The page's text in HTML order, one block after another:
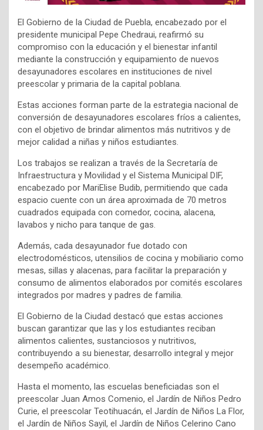
El Gobierno de la Ciudad de Puebla, encabezado por el
presidente municipal Pepe Chedraui, reafirmó su
compromiso con la educación y el bienestar infantil
mediante la construcción y equipamiento de nuevos
desayunadores escolares en instituciones de nivel
preescolar y primaria de la capital poblana.
Estas acciones forman parte de la estrategia nacional de
conversión de desayunadores escolares fríos a calientes,
con el objetivo de brindar alimentos más nutritivos y de
mejor calidad a niñas y niños estudiantes.
Los trabajos se realizan a través de la Secretaría de
Infraestructura y Movilidad y el Sistema Municipal DIF,
encabezado por MariElise Budib, permitiendo que cada
espacio cuente con un área aproximada de 70 metros
cuadrados equipada con comedor, cocina, alacena,
lavabos y nicho para tanque de gas.
Además, cada desayunador fue dotado con
electrodomésticos, utensilios de cocina y mobiliario como
mesas, sillas y alacenas, para facilitar la preparación y
consumo de alimentos elaborados por comités escolares
integrados por madres y padres de familia.
El Gobierno de la Ciudad destacó que estas acciones
buscan garantizar que las y los estudiantes reciban
alimentos calientes, sustanciosos y nutritivos,
contribuyendo a su bienestar, desarrollo integral y mejor
desempeño académico.
Hasta el momento, las escuelas beneficiadas son el
preescolar Juan Amos Comenio, el Jardín de Niños Pedro
Curie, el preescolar Teotihuacán, el Jardín de Niños La Flor,
el Jardín de Niños Sayil, el Jardín de Niños Celerino Cano